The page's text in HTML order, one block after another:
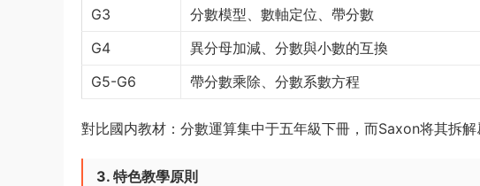
G3
分數模型、數軸定位、帶分數
G4
異分母加減、分數與小數的互換
G5-G6
帶分數乘除、分數系數方程
對比國内教材：分數運算集中于五年級下冊，而Saxon将其拆解
3. 特色教學原則